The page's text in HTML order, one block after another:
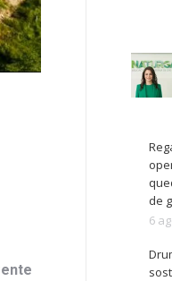
de
6